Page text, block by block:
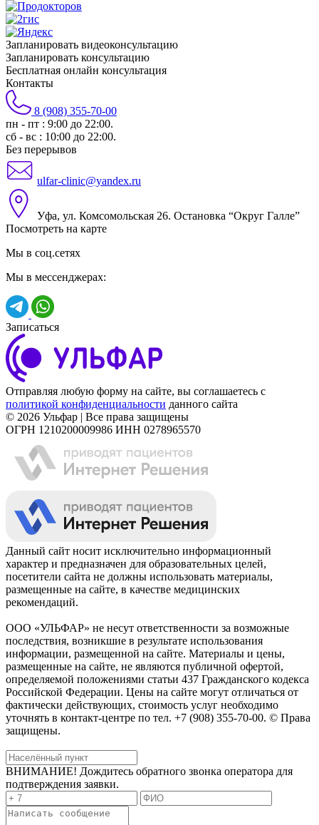
Запланировать видеоконсультацию
Запланировать консультацию
Бесплатная онлайн консультация
Контакты
8 (908) 355-70-00
пн - пт : 9:00 до 22:00.
сб - вс : 10:00 до 22:00.
Без перерывов
ulfar-clinic@yandex.ru
Уфа, ул. Комсомольская 26. Остановка “Округ Галле”
Посмотреть на карте
Мы в соц.сетях
Мы в мессенджерах:
Записаться
Отправляя любую форму на сайте, вы соглашаетесь с
политикой конфиденциальности данного сайта
© 2026 Ульфар | Все права защищены
ОГРН 1210200009986 ИНН 0278965570
Данный сайт носит исключительно информационный
характер и предназначен для образовательных целей,
посетители сайта не должны использовать материалы,
размещенные на сайте, в качестве медицинских
рекомендаций.
ООО «УЛЬФАР» не несут ответственности за возможные
последствия, возникшие в результате использования
информации, размещенной на сайте. Материалы и цены,
размещенные на сайте, не являются публичной офертой,
определяемой положениями статьи 437 Гражданского кодекса
Российской Федерации. Цены на сайте могут отличаться от
фактически действующих, стоимость услуг необходимо
уточнять в контакт-центре по тел. +7 (908) 355-70-00. © Права
защищены.
ВНИМАНИЕ! Дождитесь обратного звонка оператора для
подтверждения заявки.